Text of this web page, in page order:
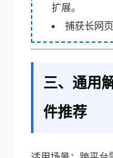
扩展。
捕获长网
三、通用
件推荐